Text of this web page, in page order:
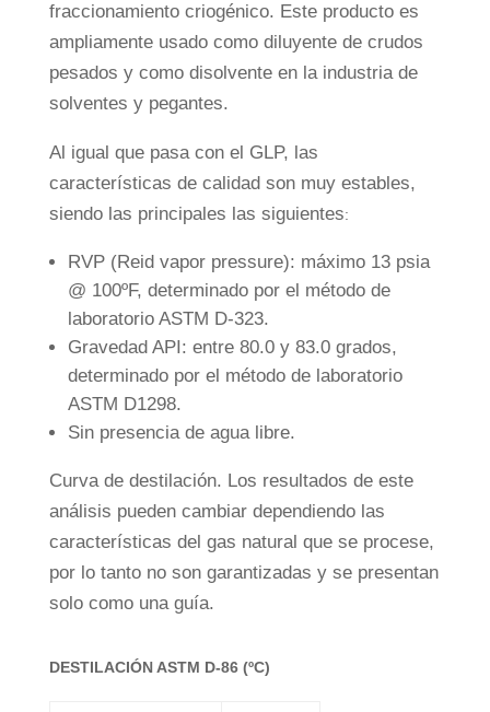
fraccionamiento criogénico. Este producto es
ampliamente usado como diluyente de crudos
pesados y como disolvente en la industria de
solventes y pegantes.
Al igual que pasa con el GLP, las
características de calidad son muy estables,
siendo las principales las siguientes:
RVP (Reid vapor pressure): máximo 13 psia
@ 100ºF, determinado por el método de
laboratorio ASTM D-323.
Gravedad API: entre 80.0 y 83.0 grados,
determinado por el método de laboratorio
ASTM D1298.
Sin presencia de agua libre.
Curva de destilación. Los resultados de este
análisis pueden cambiar dependiendo las
características del gas natural que se procese,
por lo tanto no son garantizadas y se presentan
solo como una guía.
DESTILACIÓN ASTM D-86 (ºC)